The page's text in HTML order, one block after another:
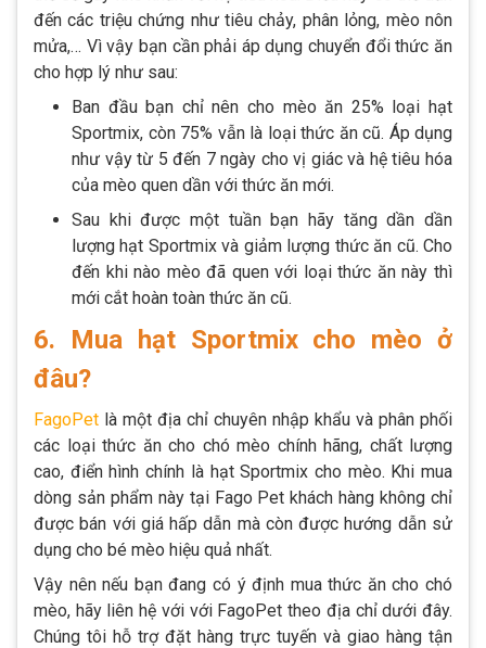
đến các triệu chứng như tiêu chảy, phân lỏng, mèo nôn
mửa,… Vì vậy bạn cần phải áp dụng chuyển đổi thức ăn
cho hợp lý như sau:
Ban đầu bạn chỉ nên cho mèo ăn 25% loại hạt
Sportmix, còn 75% vẫn là loại thức ăn cũ. Áp dụng
như vậy từ 5 đến 7 ngày cho vị giác và hệ tiêu hóa
của mèo quen dần với thức ăn mới.
Sau khi được một tuần bạn hãy tăng dần dần
lượng hạt Sportmix và giảm lượng thức ăn cũ. Cho
đến khi nào mèo đã quen với loại thức ăn này thì
mới cắt hoàn toàn thức ăn cũ.
6. Mua hạt Sportmix cho mèo ở
đâu?
FagoPet là một địa chỉ chuyên nhập khẩu và phân phối
các loại thức ăn cho chó mèo chính hãng, chất lượng
cao, điển hình chính là hạt Sportmix cho mèo. Khi mua
dòng sản phẩm này tại Fago Pet khách hàng không chỉ
được bán với giá hấp dẫn mà còn được hướng dẫn sử
dụng cho bé mèo hiệu quả nhất.
Vậy nên nếu bạn đang có ý định mua thức ăn cho chó
mèo, hãy liên hệ với với FagoPet theo địa chỉ dưới đây.
Chúng tôi hỗ trợ đặt hàng trực tuyến và giao hàng tận